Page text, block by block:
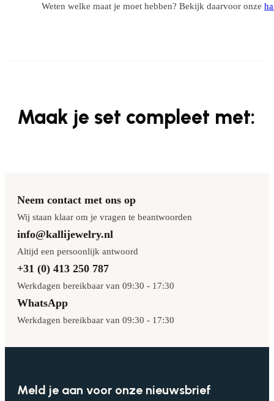
Weten welke maat je moet hebben? Bekijk daarvoor onze
Maak je set compleet met:
Neem contact met ons op
Wij staan klaar om je vragen te beantwoorden
info@kallijewelry.nl
Altijd een persoonlijk antwoord
+31 (0) 413 250 787
Werkdagen bereikbaar van 09:30 - 17:30
WhatsApp
Werkdagen bereikbaar van 09:30 - 17:30
Meld je aan voor onze nieuwsbrief